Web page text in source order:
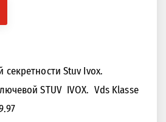
Stuv Ivox.
STUV IVOX. Vds Klasse